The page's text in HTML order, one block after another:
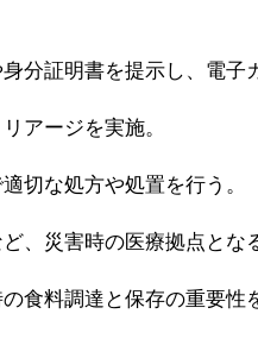
分証明書を提示し、電子
アージを実施。
切な処方や処置を行う。
、災害時の医療拠点とな
食料調達と保存の重要性